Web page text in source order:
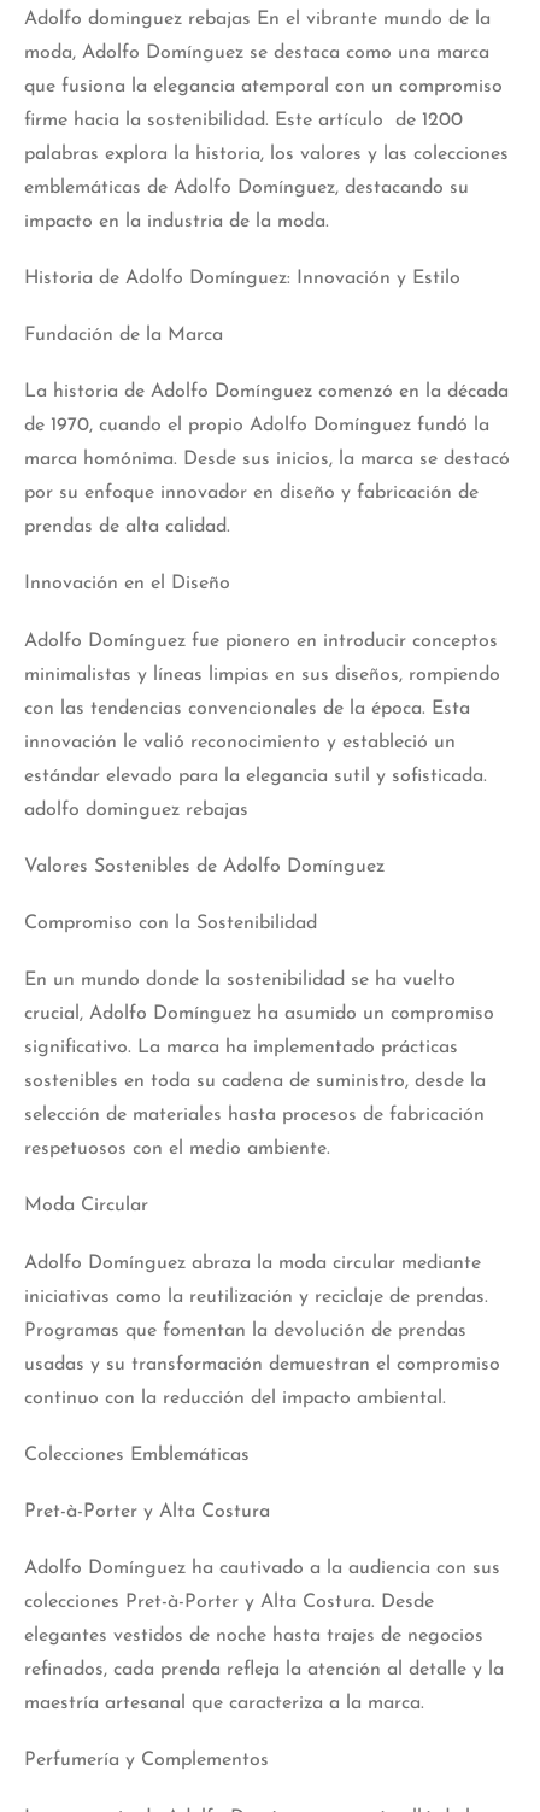
Adolfo dominguez rebajas En el vibrante mundo de la
moda, Adolfo Domínguez se destaca como una marca
que fusiona la elegancia atemporal con un compromiso
firme hacia la sostenibilidad. Este artículo de 1200
palabras explora la historia, los valores y las colecciones
emblemáticas de Adolfo Domínguez, destacando su
impacto en la industria de la moda.
Historia de Adolfo Domínguez: Innovación y Estilo
Fundación de la Marca
La historia de Adolfo Domínguez comenzó en la década
de 1970, cuando el propio Adolfo Domínguez fundó la
marca homónima. Desde sus inicios, la marca se destacó
por su enfoque innovador en diseño y fabricación de
prendas de alta calidad.
Innovación en el Diseño
Adolfo Domínguez fue pionero en introducir conceptos
minimalistas y líneas limpias en sus diseños, rompiendo
con las tendencias convencionales de la época. Esta
innovación le valió reconocimiento y estableció un
estándar elevado para la elegancia sutil y sofisticada.
adolfo dominguez rebajas
Valores Sostenibles de Adolfo Domínguez
Compromiso con la Sostenibilidad
En un mundo donde la sostenibilidad se ha vuelto
crucial, Adolfo Domínguez ha asumido un compromiso
significativo. La marca ha implementado prácticas
sostenibles en toda su cadena de suministro, desde la
selección de materiales hasta procesos de fabricación
respetuosos con el medio ambiente.
Moda Circular
Adolfo Domínguez abraza la moda circular mediante
iniciativas como la reutilización y reciclaje de prendas.
Programas que fomentan la devolución de prendas
usadas y su transformación demuestran el compromiso
continuo con la reducción del impacto ambiental.
Colecciones Emblemáticas
Pret-à-Porter y Alta Costura
Adolfo Domínguez ha cautivado a la audiencia con sus
colecciones Pret-à-Porter y Alta Costura. Desde
elegantes vestidos de noche hasta trajes de negocios
refinados, cada prenda refleja la atención al detalle y la
maestría artesanal que caracteriza a la marca.
Perfumería y Complementos